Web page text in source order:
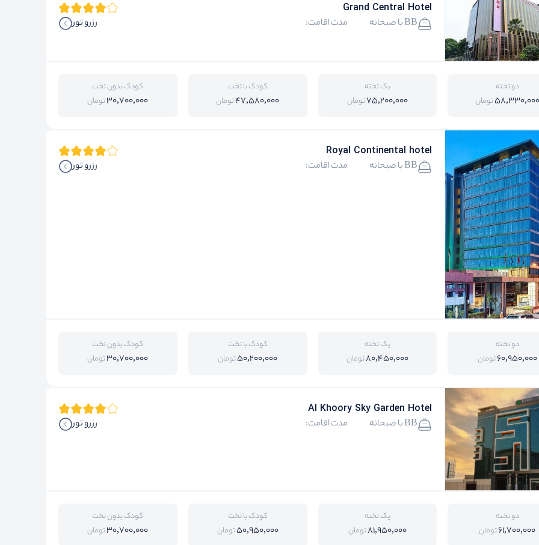
Grand Central Hotel
BB با صبحانه مدت اقامت: رزرو تور
دو تخته
58,330,000تومان
یک تخته
75,200,000تومان
کودک با تخت
47,580,000تومان
کودک بدون تخت
30,700,000تومان
Royal Continental hotel
BB با صبحانه مدت اقامت: رزرو تور
دو تخته
60,950,000تومان
یک تخته
80,450,000تومان
کودک با تخت
50,200,000تومان
کودک بدون تخت
30,700,000تومان
Al Khoory Sky Garden Hotel
BB با صبحانه مدت اقامت: رزرو تور
دو تخته
61,700,000تومان
یک تخته
81,950,000تومان
کودک با تخت
50,950,000تومان
کودک بدون تخت
30,700,000تومان